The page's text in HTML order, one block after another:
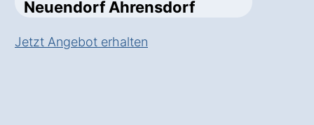
Neuendorf Ahrensdorf
Jetzt Angebot erhalten